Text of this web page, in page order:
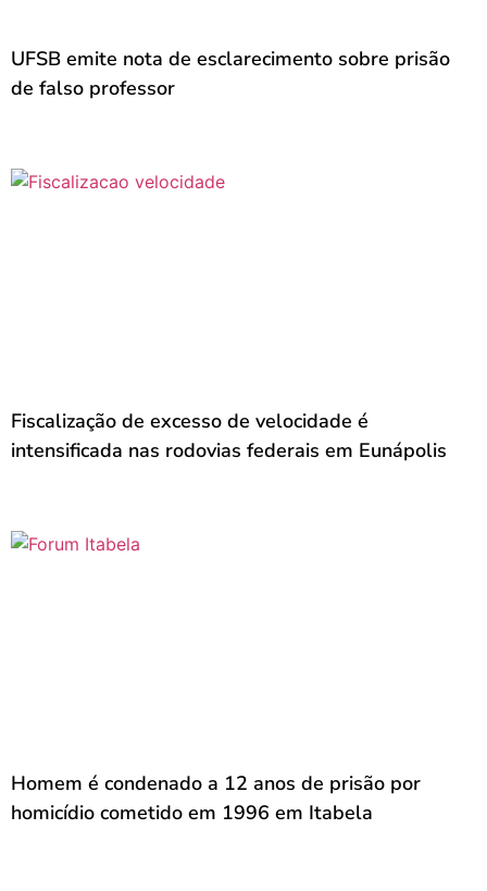
UFSB emite nota de esclarecimento sobre prisão
de falso professor
Fiscalização de excesso de velocidade é
intensificada nas rodovias federais em Eunápolis
Homem é condenado a 12 anos de prisão por
homicídio cometido em 1996 em Itabela